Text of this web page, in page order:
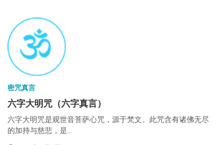
密咒真言
六字大明咒（六字真言）
六字大明咒是观世音菩萨心咒，源于梵文。此咒含有诸佛无尽
的加持与慈悲，是...